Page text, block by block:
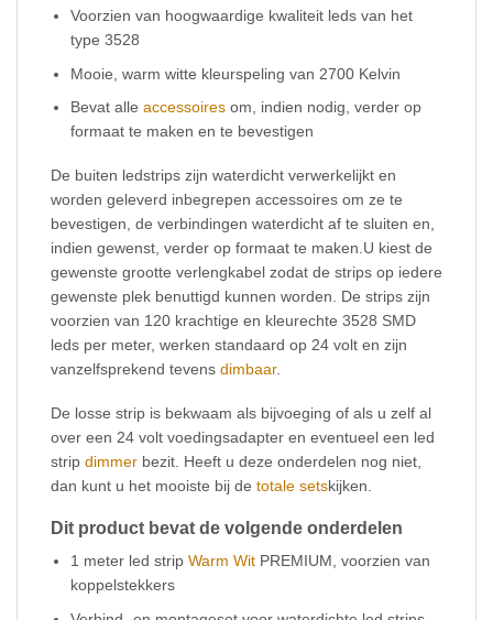
Voorzien van hoogwaardige kwaliteit leds van het
type 3528
Mooie, warm witte kleurspeling van 2700 Kelvin
Bevat alleaccessoires om, indien nodig, verder op
formaat te maken en te bevestigen
De buiten ledstrips zijn waterdicht verwerkelijkt en
worden geleverd inbegrepen accessoires om ze te
bevestigen, de verbindingen waterdicht af te sluiten en,
indien gewenst, verder op formaat te maken.U kiest de
gewenste grootte verlengkabel zodat de strips op iedere
gewenste plek benuttigd kunnen worden. De strips zijn
voorzien van 120 krachtige en kleurechte 3528 SMD
leds per meter, werken standaard op 24 volt en zijn
vanzelfsprekend tevens dimbaar.
De losse strip is bekwaam als bijvoeging of als u zelf al
over een 24 volt voedingsadapter en eventueel een led
strip dimmer bezit. Heeft u deze onderdelen nog niet,
dan kunt u het mooiste bij de totale setskijken.
Dit product bevat de volgende onderdelen
1 meter led stripWarm Wit PREMIUM, voorzien van
koppelstekkers